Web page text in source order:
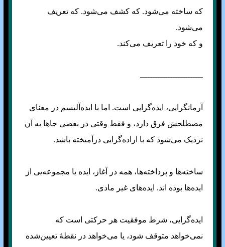
که ساخته می‌شود. که کشف می‌شود. که تعریف
می‌شود.
و که خود را تعریف می‌کند.
ـــــــــــــــــــــــــ
آرمانگرایی، ایده‌گرایی است. اما با ایده‌آلیسم در معنای
مصطلحش فرق دارد، و فقط وقتی در بعضی جا‌ها به آن
نزدیک می‌شود که با اراده‌گرایی درآمیخته باشد.
ساخته‌ها و پرداخته‌ها، همه در آغاز، ایده یا مجموعه‌یی از
ایده‌ها بوده اند. ایده‌های غیر مادی.
ایده‌گرایی، شرط موفقیت هر حرکتی است که
نمی‌خواهد متوقف شود، یا می‌خواهد در نقطهٔ تعیین‌شده